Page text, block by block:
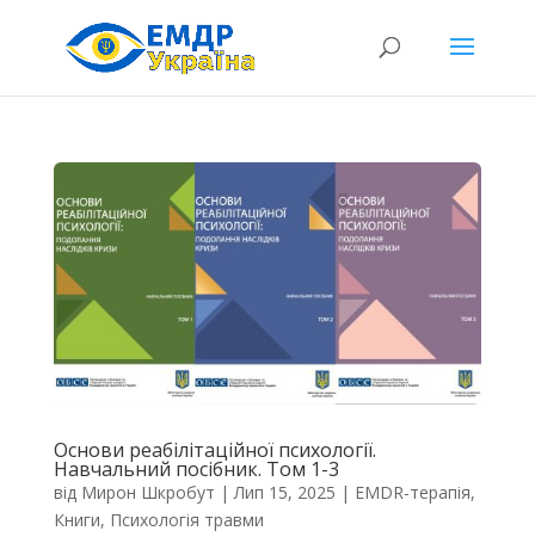
Основи реабілітаційної психології.
Навчальний посібник. Том 1-3
від Мирон Шкробут |Лип 15, 2025 | EMDR-терапія,
Книги, Психологія травми